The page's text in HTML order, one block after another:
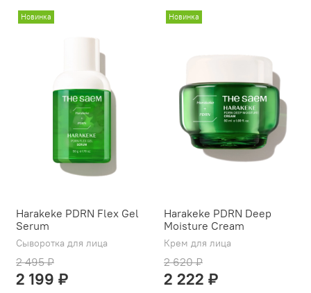
Новинка
Harakeke PDRN Flex Gel
Serum
Сыворотка для лица
2 495 ₽
2 199 ₽
Новинка
Harakeke PDRN Deep
Moisture Cream
Крем для лица
2 620 ₽
2 222 ₽